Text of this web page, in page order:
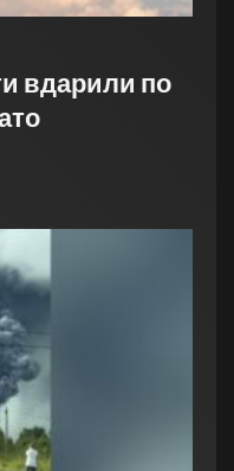
вдарили по